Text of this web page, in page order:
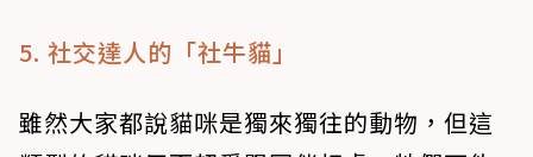
5. 社交達人的「社牛貓」
雖然大家都說貓咪是獨來獨往的動物，但這